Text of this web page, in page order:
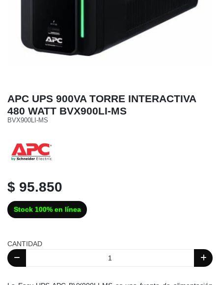
APC UPS 900VA TORRE INTERACTIVA
480 WATT BVX900LI-MS
BVX900LI-MS
$ 95.850
Stock 100% en línea
CANTIDAD